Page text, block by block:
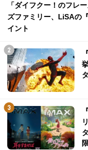
「ダイフクー！のフレ
ズファミリー、LiSAの
イント